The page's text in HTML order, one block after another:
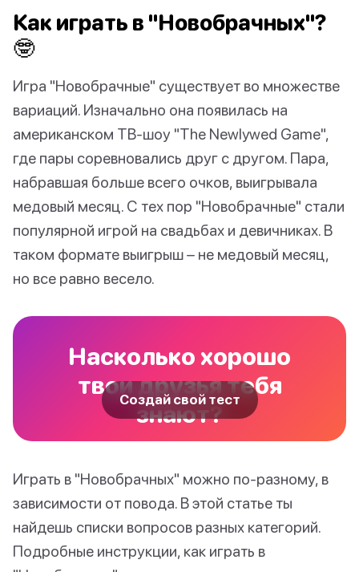
Как играть в "Новобрачных"?
🤓
Игра "Новобрачные" существует во множестве
вариаций. Изначально она появилась на
американском ТВ-шоу "The Newlywed Game",
где пары соревновались друг с другом. Пара,
набравшая больше всего очков, выигрывала
медовый месяц. С тех пор "Новобрачные" стали
популярной игрой на свадьбах и девичниках. В
таком формате выигрыш – не медовый месяц,
но все равно весело.
Насколько хорошо
твои друзья тебя
знают?
Создай свой тест
Играть в "Новобрачных" можно по-разному, в
зависимости от повода. В этой статье ты
найдешь списки вопросов разных категорий.
Подробные инструкции, как играть в